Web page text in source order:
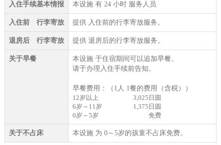
入住手续基本情报 本设施 有 24 小时 服务人员
入住前 行李寄放 提供 入住前的行李寄放服务。
退房后 行李寄放 提供 退房后的行李寄放服务。
关于早餐
本设施 于住宿期间可以追加早餐。
请于办理入住手续前告知。
早餐费用：（1人 1餐的费用（含税））
12岁以上
3,025日圆
6岁～11岁
1,375日圆
0岁～5岁
免费
关于不占床 本设施 为 0～5岁的孩童不占床免费。